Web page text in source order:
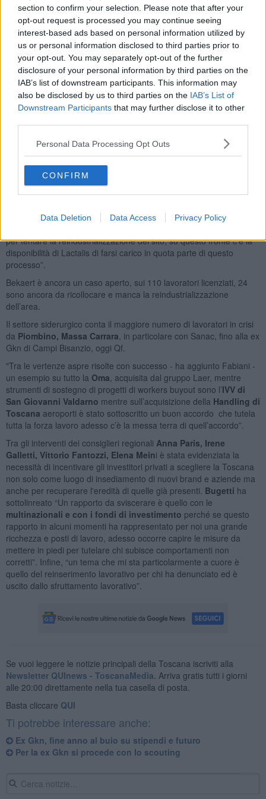
section to confirm your selection. Please note that after your
opt-out request is processed you may continue seeing
interest-based ads based on personal information utilized by
us or personal information disclosed to third parties prior to
your opt-out. You may separately opt-out of the further
disclosure of your personal information by third parties on the
IAB’s list of downstream participants. This information may
also be disclosed by us to third parties on the IAB’s List of
Downstream Participants that may further disclose it to other
Personal Data Processing Opt Outs
CONFIRM
Data Deletion Data Access Privacy Policy
aveva determinato l’apertura di una procedura di licenziamento
collettivo” che ha rischiato di far cessare la produzione e attraverso
lo zampino di Gucci si è rivelata la sorpresa della moda del futuro a
Pitti.
In Toscana oggi, a Gennaio 2022, sono 60 i tavoli aperti, 22 i
casi risolti, 9 quelli in transizione, e coinvolgono 14mila 700
lavoratori.
Valerio Fabiani, consigliere per lavoro del presidente Eugenio
Giani, ha presentato un quadro aggiornato alla commissione
I tavoli aperti in Toscana trattano, prevenzione, crisi e
reindustrializzazione, quindi c'è dentro tutto “Le attività di
prevenzione e di rilancio dell’attività produttiva hanno fatto
aumentare il numero dei tavoli aperti, ci sono anche i casi che
consideriamo risolti perché una vertenza non finisce mai”.
provincia di Pistoia “Dopo mesi di una trattativa serrata si è arrivati
per tentare la reindustrializzazione del sito; su questo fronte c’è la
disponibilità di Lactalis di farsi carico in quota parte di questo
processo”.
Bekaert è ancora un caso aperto, sui 110 lavoratori licenziati, 24
sono ancora da ricollocare e manca la reindustrializzazione
dell’area.
Il settore siderurgico conta il maggiore numero di lavoratori in crisi
da Piombino, Massa Carrara , in particolare con Sanac, fino alla ex
Gkn di Campi Bisanzio, oggi Qf.
"Tra le vertenze aspre risolte con successo - ha aggiunto Fabiani -
un esempio su tutto la Oma , acquisita dal gruppo Laer, mentre
strumenti di sostegno di progetti di workers buyout sono l’IVV di
San Giovanni Valdarno mentre sull’acquisizione della Handling di
Toscana aeroporti è stato sottoscritto un buon accordo che tutela
tutta la forza lavoro adesso c’è la messa terra di quell’accordo”.
Tra gli interventi dei consiglieri regionali Anna Paris, Irene
Galletti, Vittorio Fantozzi, Elena Meini è stata evidenziata la
necessità di incentivare gli investitori privati a scegliere la Toscana
non solo come luogo di insediamento di nuovi brand e aziende ma
anche per recuperare l'eredità di quelle già presenti. Bugetti ha
sottolinreato “Un rapporto da sviscerare è quello con le
multinazionali e con i fondi di investimento perché se questo
rapporto in alcuni momenti ha rappresentato per noi una grande
ricchezza e posti di lavoro, adesso occorre capire le misure da
mettere in piedi per tutelare chi subisce comportamenti non
corretti”. Infine, “un tema che mi sta particolarmente a cuore è
quello del reinserimento lavorativo per chi ha denunciato ed è
uscito dallo sfruttamento lavorativo”.
Se vuoi leggere le notizie principali della Toscana iscriviti alla
Newsletter QUInews - ToscanaMedia. Arriva gratis tutti i giorni
alle 20:00 direttamente nella tua casella di posta.
Basta cliccare QUI
Ti potrebbe interessare anche:
Ex Gkn, fine anno al buio su stipendi e futuro
Per la ex Gkn si procede con lo scouting